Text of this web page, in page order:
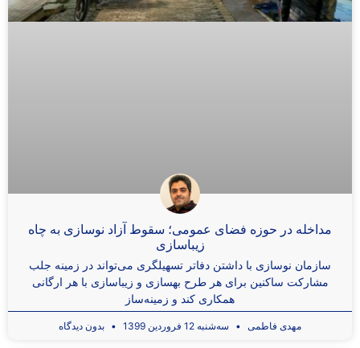
مداخله در حوزه فضای عمومی؛ سقوط آزاد نوسازی به چاه
زیباسازی
سازمان نوسازی با داشتن دفاتر تسهیلگری می‌تواند در زمینه جلب
مشارکت ساکنین برای هر طرح بهسازی و زیباسازی با هر ارگانی
همکاری کند و زمینه‌ساز
مهدی فاطمی سه‌شنبه 12 فروردین 1399 بدون دیدگاه